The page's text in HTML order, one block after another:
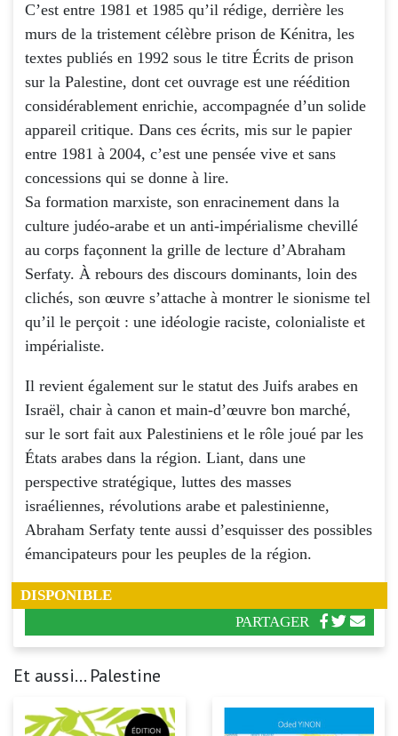
C’est entre 1981 et 1985 qu’il rédige, derrière les
murs de la tristement célèbre prison de Kénitra, les
textes publiés en 1992 sous le titre Écrits de prison
sur la Palestine, dont cet ouvrage est une réédition
considérablement enrichie, accompagnée d’un solide
appareil critique. Dans ces écrits, mis sur le papier
entre 1981 à 2004, c’est une pensée vive et sans
concessions qui se donne à lire.
Sa formation marxiste, son enracinement dans la
culture judéo-arabe et un anti-impérialisme chevillé
au corps façonnent la grille de lecture d’Abraham
Serfaty. À rebours des discours dominants, loin des
clichés, son œuvre s’attache à montrer le sionisme tel
qu’il le perçoit : une idéologie raciste, colonialiste et
impérialiste.
Il revient également sur le statut des Juifs arabes en
Israël, chair à canon et main-d’œuvre bon marché,
sur le sort fait aux Palestiniens et le rôle joué par les
États arabes dans la région. Liant, dans une
perspective stratégique, luttes des masses
israéliennes, révolutions arabe et palestinienne,
Abraham Serfaty tente aussi d’esquisser des possibles
émancipateurs pour les peuples de la région.
DISPONIBLE
PARTAGER
Et aussi... Palestine